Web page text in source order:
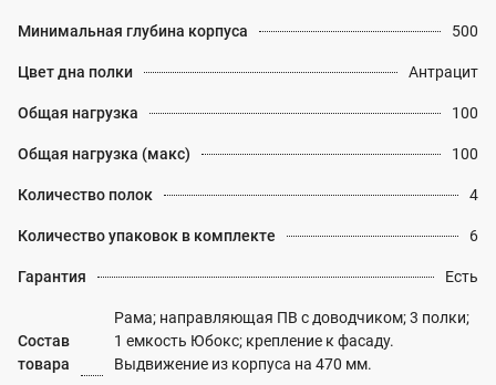
Минимальная глубина корпуса 500
Цвет дна полки Антрацит
Общая нагрузка 100
Общая нагрузка (макс) 100
Количество полок 4
Количество упаковок в комплекте 6
Гарантия Есть
Состав
товара
Рама; направляющая ПВ с доводчиком; 3 полки;
1 емкость Юбокс; крепление к фасаду.
Выдвижение из корпуса на 470 мм.